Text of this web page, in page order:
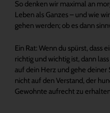
So denken wir maximal an
Leben als Ganzes – und wie
gehen werden; ob es dann
Ein Rat: Wenn du spürst, dass
richtig und wichtig ist, dann
auf dein Herz und gehe deiner
nicht auf den Verstand, der
Gewohnte aufrecht zu